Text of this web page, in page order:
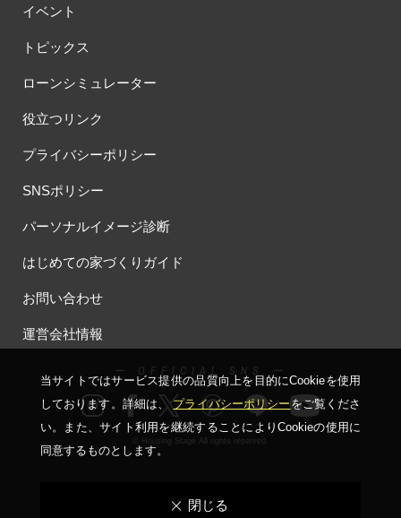
イベント
トピックス
ローンシミュレーター
役立つリンク
プライバシーポリシー
SNSポリシー
パーソナルイメージ診断
はじめての家づくりガイド
お問い合わせ
運営会社情報
ー OFFICIAL SNS ー
© Housing Stage All rights reserved.
当サイトではサービス提供の品質向上を⽬的にCookieを使⽤
しております。詳細は、プライバシーポリシーをご覧くださ
い。
また、サイト利⽤を継続することによりCookieの使⽤に
同意するものとします。
閉じる